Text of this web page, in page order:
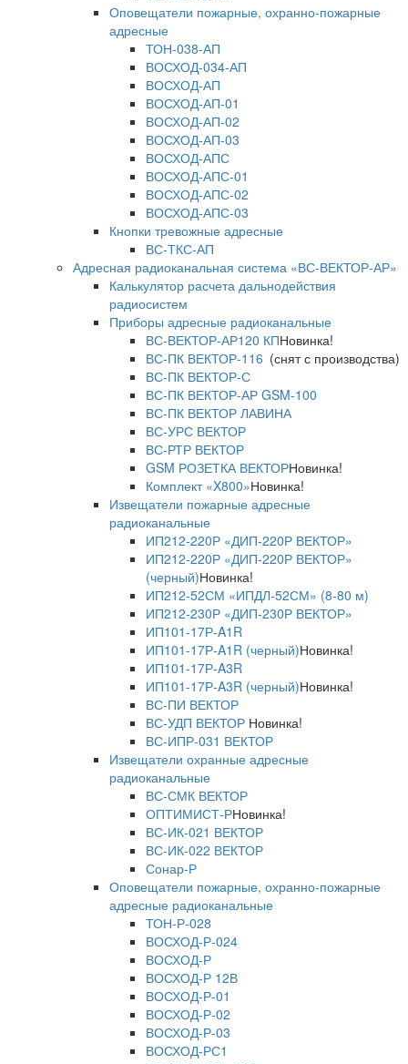
Оповещатели пожарные, охранно-пожарные
адресные
ТОН-038-АП
ВОСХОД-034-АП
ВОСХОД-АП
ВОСХОД-АП-01
ВОСХОД-АП-02
ВОСХОД-АП-03
ВОСХОД-АПС
ВОСХОД-АПС-01
ВОСХОД-АПС-02
ВОСХОД-АПС-03
Кнопки тревожные адресные
ВС-ТКС-АП
Адресная радиоканальная система «ВС-ВЕКТОР-АР»
Калькулятор расчета дальнодействия
радиосистем
Приборы адресные радиоканальные
ВС-ВЕКТОР-АР120 КПНовинка!
ВС-ПК ВЕКТОР-116 (снят с производства)
ВС-ПК ВЕКТОР-С
ВС-ПК ВЕКТОР-АР GSM-100
ВС-ПК ВЕКТОР ЛАВИНА
ВС-УРС ВЕКТОР
ВС-РТР ВЕКТОР
GSM РОЗЕТКА ВЕКТОРНовинка!
Комплект «X800»Новинка!
Извещатели пожарные адресные
радиоканальные
ИП212-220Р «ДИП-220Р ВЕКТОР»
ИП212-220Р «ДИП-220Р ВЕКТОР»
(черный)Новинка!
ИП212-52СМ «ИПДЛ-52СМ» (8-80 м)
ИП212-230Р «ДИП-230Р ВЕКТОР»
ИП101-17Р-A1R
ИП101-17Р-A1R (черный)Новинка!
ИП101-17Р-A3R
ИП101-17Р-A3R (черный)Новинка!
ВС-ПИ ВЕКТОР
ВС-УДП ВЕКТОР Новинка!
ВС-ИПР-031 ВЕКТОР
Извещатели охранные адресные
радиоканальные
ВС-СМК ВЕКТОР
ОПТИМИСТ-РНовинка!
ВС-ИК-021 ВЕКТОР
ВС-ИК-022 ВЕКТОР
Сонар-Р
Оповещатели пожарные, охранно-пожарные
адресные радиоканальные
ТОН-Р-028
ВОСХОД-Р-024
ВОСХОД-Р
ВОСХОД-Р 12В
ВОСХОД-Р-01
ВОСХОД-Р-02
ВОСХОД-Р-03
ВОСХОД-РС1